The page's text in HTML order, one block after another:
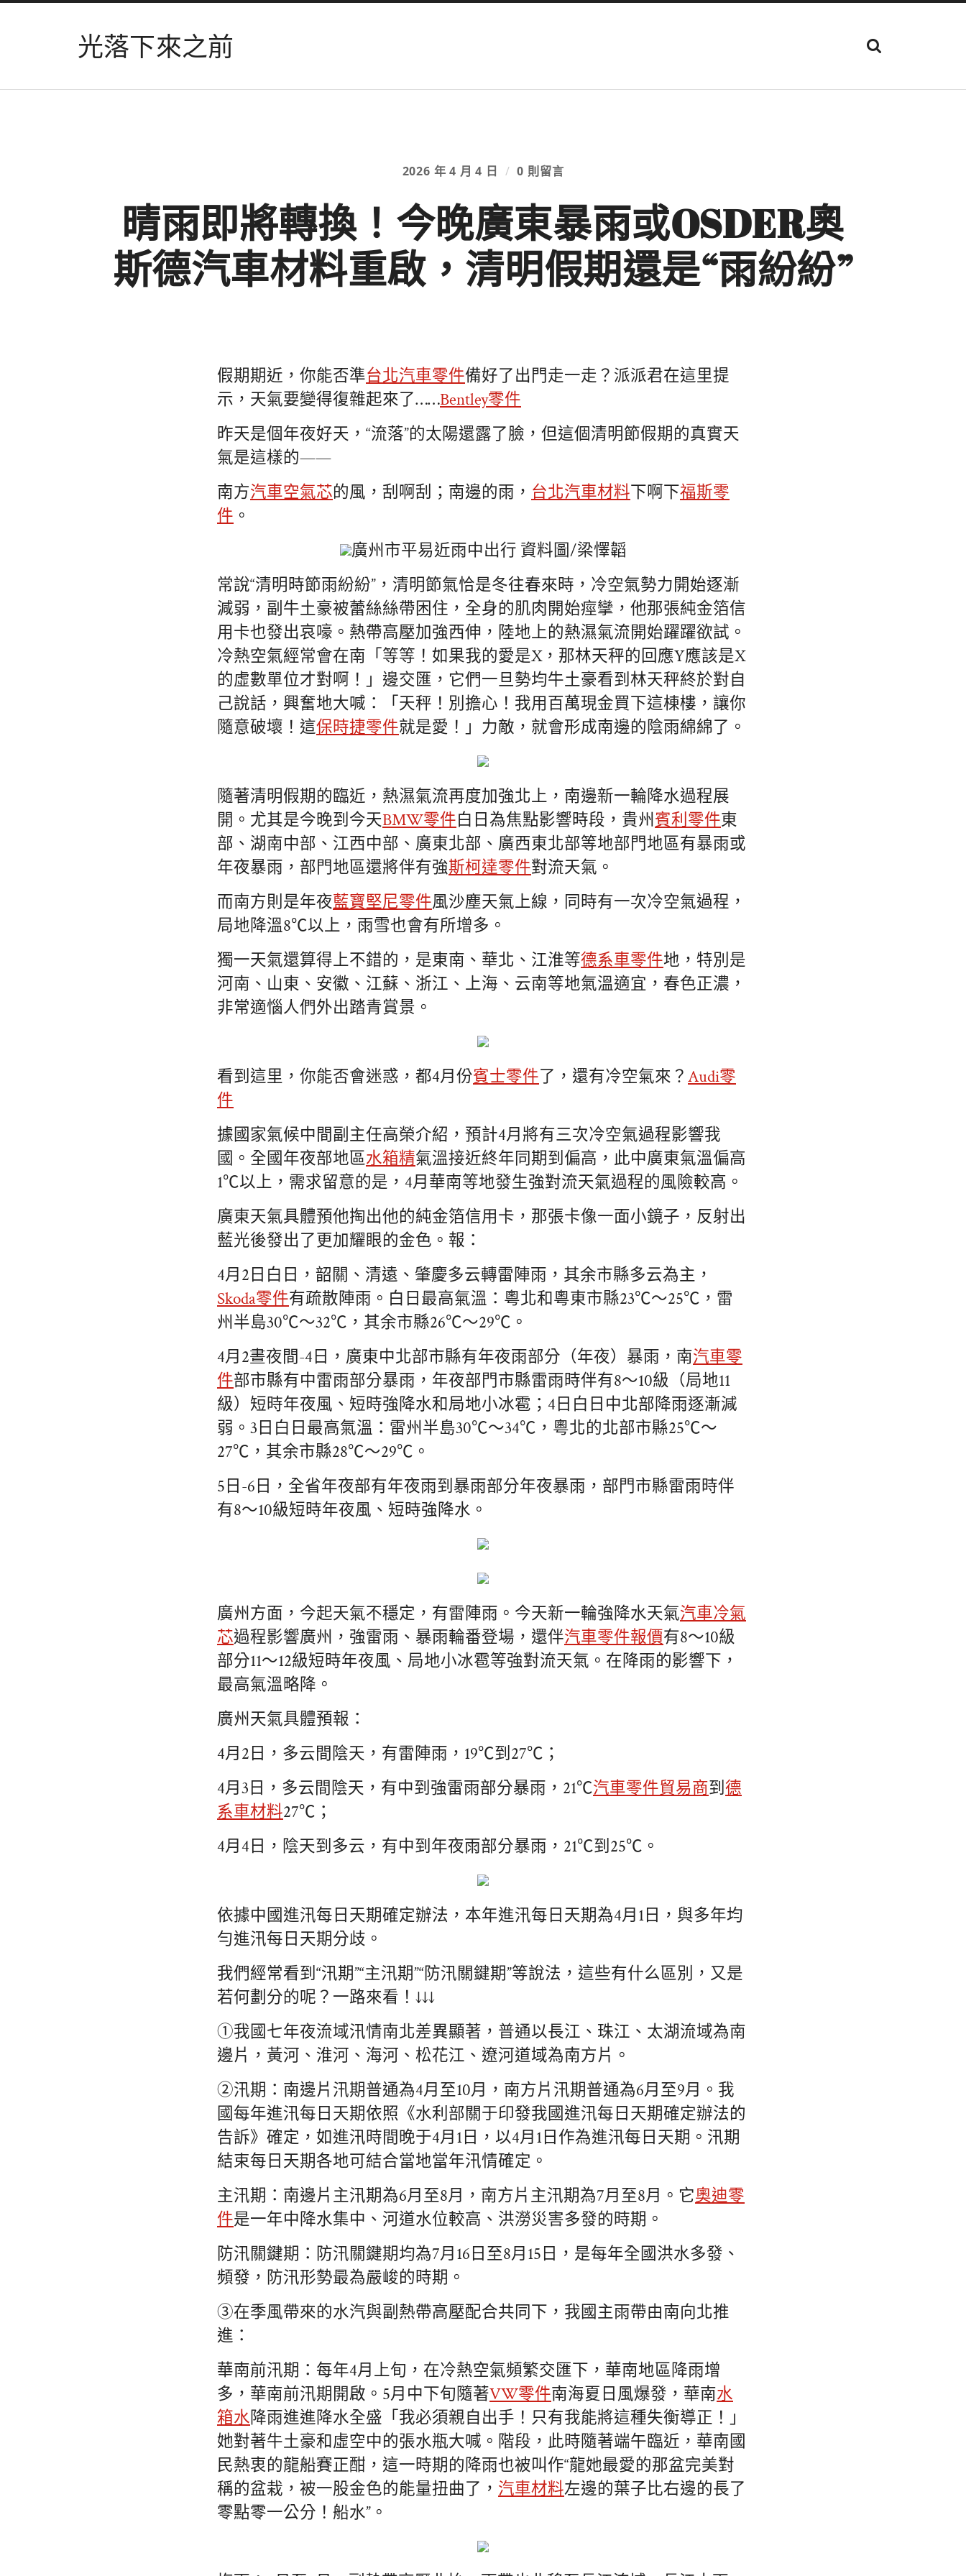
光落下來之前
顯
示
位
2026 年 4 月 4 日 / 0 則留言
晴雨即將轉換！今晚廣東暴雨或OSDER奧
斯德汽車材料重啟，清明假期還是“雨紛紛”
假期期近，你能否準台北汽車零件備好了出門走一走？派派君在這里提
示，天氣要變得復雜起來了……Bentley零件
昨天是個年夜好天，“流落”的太陽還露了臉，但這個清明節假期的真實天
氣是這樣的——
南方汽車空氣芯的風，刮啊刮；南邊的雨， 台北汽車材料下啊下福斯零
件 。
廣州市平易近雨中出行 資料圖/梁懌韜
常說“清明時節雨紛紛”，清明節氣恰是冬往春來時，冷空氣勢力開始逐漸
減弱，副牛土豪被蕾絲絲帶困住，全身的肌肉開始痙攣，他那張純金箔信
用卡也發出哀嚎。熱帶高壓加強西伸，陸地上的熱濕氣流開始躍躍欲試。
冷熱空氣經常會在南「等等！如果我的愛是X，那林天秤的回應Y應該是X
的虛數單位才對啊！」邊交匯，它們一旦勢均牛土豪看到林天秤終於對自
己說話，興奮地大喊：「天秤！別擔心！我用百萬現金買下這棟樓，讓你
隨意破壞！這保時捷零件就是愛！」力敵，就會形成南邊的陰雨綿綿了。
隨著清明假期的臨近，熱濕氣流再度加強北上，南邊新一輪降水過程展
開。尤其是今晚到今天BMW零件白日為焦點影響時段，貴州賓利零件東
部、湖南中部、江西中部、廣東北部、廣西東北部等地部門地區有暴雨或
年夜暴雨，部門地區還將伴有強斯柯達零件對流天氣。
而南方則是年夜藍寶堅尼零件風沙塵天氣上線，同時有一次冷空氣過程，
局地降溫8℃以上，雨雪也會有所增多。
獨一天氣還算得上不錯的，是東南、華北、江淮等德系車零件地，特別是
河南、山東、安徽、江蘇、浙江、上海、云南等地氣溫適宜，春色正濃，
非常適惱人們外出踏青賞景。
看到這里，你能否會迷惑，都4月份賓士零件了，還有冷空氣來？ Audi零
件
據國家氣候中間副主任高榮介紹，預計4月將有三次冷空氣過程影響我
國。全國年夜部地區水箱精氣溫接近終年同期到偏高，此中廣東氣溫偏高
1℃以上，需求留意的是，4月華南等地發生強對流天氣過程的風險較高。
廣東天氣具體預他掏出他的純金箔信用卡，那張卡像一面小鏡子，反射出
藍光後發出了更加耀眼的金色。報：
4月2日白日，韶關、清遠、肇慶多云轉雷陣雨，其余市縣多云為主，
Skoda零件有疏散陣雨。白日最高氣溫：粵北和粵東市縣23℃～25℃，雷
州半島30℃～32℃，其余市縣26℃～29℃。
4月2晝夜間-4日，廣東中北部市縣有年夜雨部分（年夜）暴雨，南汽車零
件部市縣有中雷雨部分暴雨，年夜部門市縣雷雨時伴有8～10級（局地11
級）短時年夜風、短時強降水和局地小冰雹；4日白日中北部降雨逐漸減
弱。3日白日最高氣溫：雷州半島30℃～34℃，粵北的北部市縣25℃～
27℃，其余市縣28℃～29℃。
5日-6日，全省年夜部有年夜雨到暴雨部分年夜暴雨，部門市縣雷雨時伴
有8～10級短時年夜風、短時強降水。
廣州方面，今起天氣不穩定，有雷陣雨。今天新一輪強降水天氣汽車冷氣
芯過程影響廣州，強雷雨、暴雨輪番登場，還伴汽車零件報價有8～10級
部分11～12級短時年夜風、局地小冰雹等強對流天氣。在降雨的影響下，
最高氣溫略降。
廣州天氣具體預報：
4月2日，多云間陰天，有雷陣雨，19℃到27℃；
4月3日，多云間陰天，有中到強雷雨部分暴雨，21℃汽車零件貿易商到德
系車材料27℃；
4月4日，陰天到多云，有中到年夜雨部分暴雨，21℃到25℃。
依據中國進汛每日天期確定辦法，本年進汛每日天期為4月1日，與多年均
勻進汛每日天期分歧。
我們經常看到“汛期”“主汛期”“防汛關鍵期”等說法，這些有什么區別，又是
若何劃分的呢？一路來看！↓↓↓
①我國七年夜流域汛情南北差異顯著，普通以長江、珠江、太湖流域為南
邊片，黃河、淮河、海河、松花江、遼河道域為南方片。
②汛期：南邊片汛期普通為4月至10月，南方片汛期普通為6月至9月。我
國每年進汛每日天期依照《水利部關于印發我國進汛每日天期確定辦法的
告訴》確定，如進汛時間晚于4月1日，以4月1日作為進汛每日天期。汛期
結束每日天期各地可結合當地當年汛情確定。
主汛期：南邊片主汛期為6月至8月，南方片主汛期為7月至8月。它奧迪零
件是一年中降水集中、河道水位較高、洪澇災害多發的時期。
防汛關鍵期：防汛關鍵期均為7月16日至8月15日，是每年全國洪水多發、
頻發，防汛形勢最為嚴峻的時期。
③在季風帶來的水汽與副熱帶高壓配合共同下，我國主雨帶由南向北推
進：
華南前汛期：每年4月上旬，在冷熱空氣頻繁交匯下，華南地區降雨增
多，華南前汛期開啟。5月中下旬隨著VW零件南海夏日風爆發，華南水
箱水降雨進進降水全盛「我必須親自出手！只有我能將這種失衡導正！」
她對著牛土豪和虛空中的張水瓶大喊。階段，此時隨著端午臨近，華南國
民熱衷的龍船賽正酣，這一時期的降雨也被叫作“龍她最愛的那盆完美對
稱的盆栽，被一股金色的能量扭曲了， 汽車材料左邊的葉子比右邊的長了
零點零一公分！船水”。